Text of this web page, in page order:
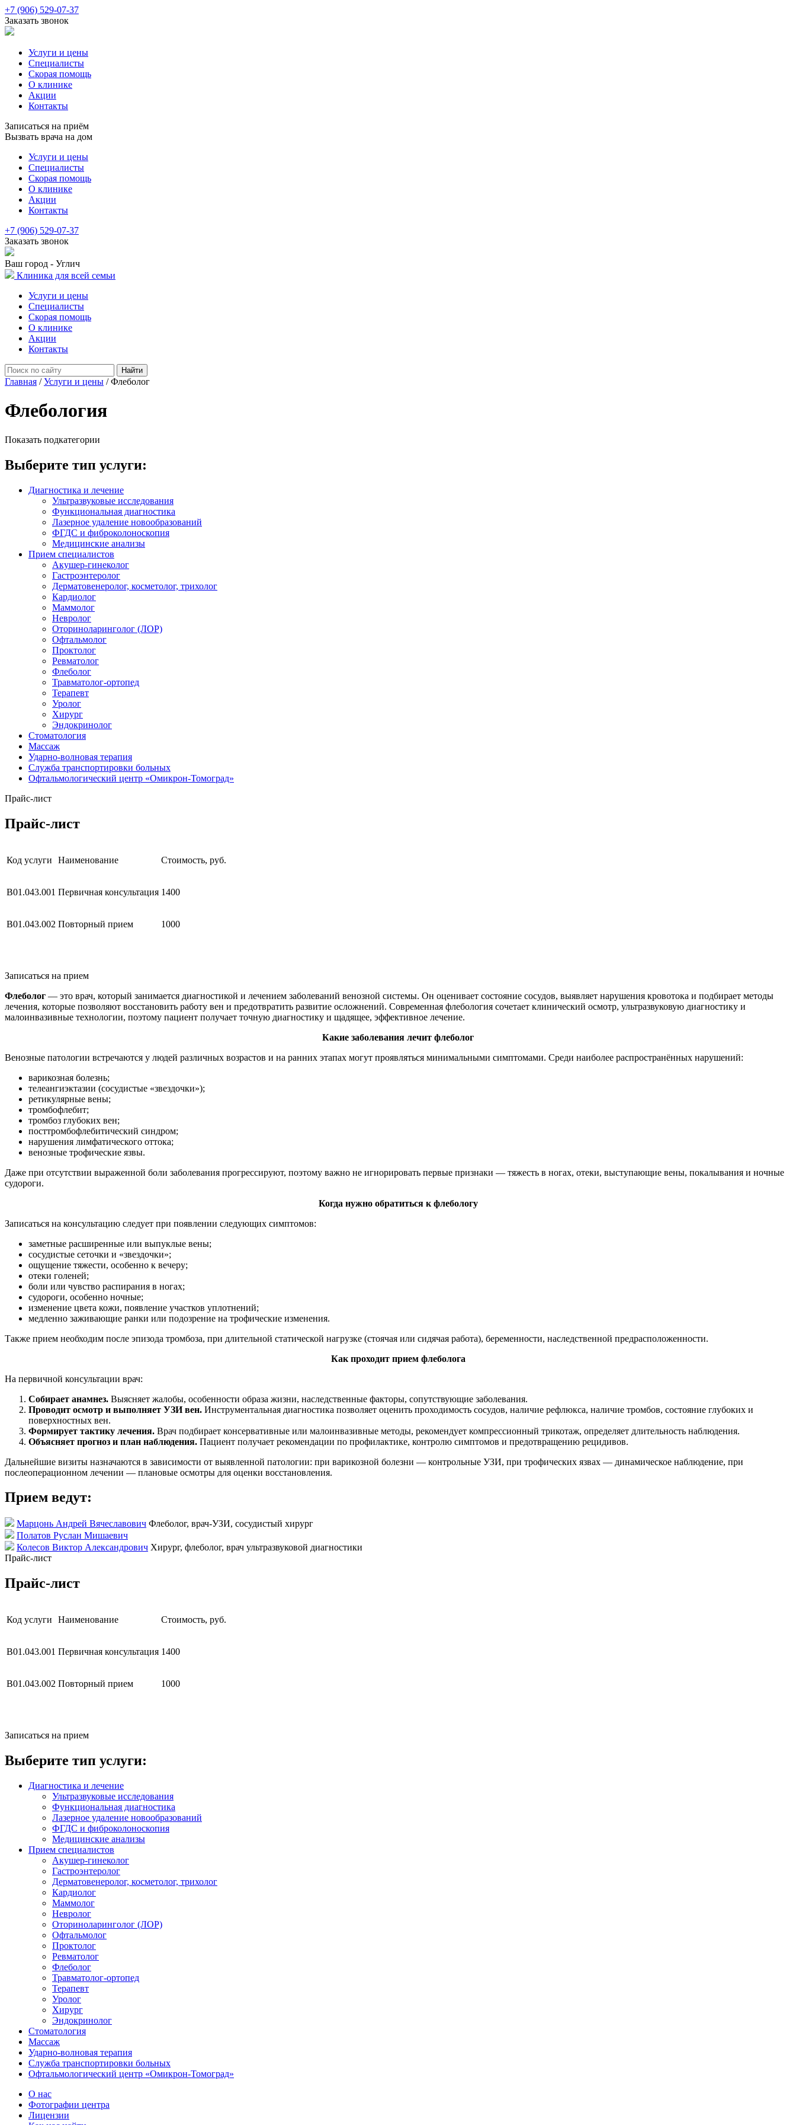
+7 (906) 529-07-37
Заказать звонок
Услуги и цены
Специалисты
Скорая помощь
О клинике
Акции
Контакты
Записаться на приём
Вызвать врача на дом
Услуги и цены
Специалисты
Скорая помощь
О клинике
Акции
Контакты
+7 (906) 529-07-37
Заказать звонок
Ваш город - Углич
Клиника для всей семьи
Услуги и цены
Специалисты
Скорая помощь
О клинике
Акции
Контакты
Найти
Главная /Услуги и цены /Флеболог
Флебология
Показать подкатегории
Выберите тип услуги:
Диагностика и лечение
Ультразвуковые исследования
Функциональная диагностика
Лазерное удаление новообразований
ФГДС и фиброколоноскопия
Медицинские анализы
Прием специалистов
Акушер-гинеколог
Гастроэнтеролог
Дерматовенеролог, косметолог, трихолог
Кардиолог
Маммолог
Невролог
Оториноларинголог (ЛОР)
Офтальмолог
Проктолог
Ревматолог
Флеболог
Травматолог-ортопед
Терапевт
Уролог
Хирург
Эндокринолог
Стоматология
Массаж
Ударно-волновая терапия
Служба транспортировки больных
Офтальмологический центр «Омикрон-Томоград»
Прайс-лист
Прайс-лист
Код услуги Наименование Стоимость, руб.
В01.043.001 Первичная консультация 1400
В01.043.002 Повторный прием 1000
Записаться на прием
Флеболог — это врач, который занимается диагностикой и лечением заболеваний венозной системы. Он оценивает состояние сосудов, выявляет нарушения кровотока и подбирает методы
лечения, которые позволяют восстановить работу вен и предотвратить развитие осложнений. Современная флебология сочетает клинический осмотр, ультразвуковую диагностику и
малоинвазивные технологии, поэтому пациент получает точную диагностику и щадящее, эффективное лечение.
Какие заболевания лечит флеболог
Венозные патологии встречаются у людей различных возрастов и на ранних этапах могут проявляться минимальными симптомами. Среди наиболее распространённых нарушений:
варикозная болезнь;
телеангиэктазии (сосудистые «звездочки»);
ретикулярные вены;
тромбофлебит;
тромбоз глубоких вен;
посттромбофлебитический синдром;
нарушения лимфатического оттока;
венозные трофические язвы.
Даже при отсутствии выраженной боли заболевания прогрессируют, поэтому важно не игнорировать первые признаки — тяжесть в ногах, отеки, выступающие вены, покалывания и ночные
судороги.
Когда нужно обратиться к флебологу
Записаться на консультацию следует при появлении следующих симптомов:
заметные расширенные или выпуклые вены;
сосудистые сеточки и «звездочки»;
ощущение тяжести, особенно к вечеру;
отеки голеней;
боли или чувство распирания в ногах;
судороги, особенно ночные;
изменение цвета кожи, появление участков уплотнений;
медленно заживающие ранки или подозрение на трофические изменения.
Также прием необходим после эпизода тромбоза, при длительной статической нагрузке (стоячая или сидячая работа), беременности, наследственной предрасположенности.
Как проходит прием флеболога
На первичной консультации врач:
Собирает анамнез. Выясняет жалобы, особенности образа жизни, наследственные факторы, сопутствующие заболевания.
Проводит осмотр и выполняет УЗИ вен. Инструментальная диагностика позволяет оценить проходимость сосудов, наличие рефлюкса, наличие тромбов, состояние глубоких и
поверхностных вен.
Формирует тактику лечения. Врач подбирает консервативные или малоинвазивные методы, рекомендует компрессионный трикотаж, определяет длительность наблюдения.
Объясняет прогноз и план наблюдения. Пациент получает рекомендации по профилактике, контролю симптомов и предотвращению рецидивов.
Дальнейшие визиты назначаются в зависимости от выявленной патологии: при варикозной болезни — контрольные УЗИ, при трофических язвах — динамическое наблюдение, при
послеоперационном лечении — плановые осмотры для оценки восстановления.
Прием ведут:
Марцонь Андрей Вячеславович Флеболог, врач-УЗИ, сосудистый хирург
Полатов Руслан Мишаевич
Колесов Виктор Александрович Хирург, флеболог, врач ультразвуковой диагностики
Прайс-лист
Прайс-лист
Код услуги Наименование Стоимость, руб.
В01.043.001 Первичная консультация 1400
В01.043.002 Повторный прием 1000
Записаться на прием
Выберите тип услуги:
Диагностика и лечение
Ультразвуковые исследования
Функциональная диагностика
Лазерное удаление новообразований
ФГДС и фиброколоноскопия
Медицинские анализы
Прием специалистов
Акушер-гинеколог
Гастроэнтеролог
Дерматовенеролог, косметолог, трихолог
Кардиолог
Маммолог
Невролог
Оториноларинголог (ЛОР)
Офтальмолог
Проктолог
Ревматолог
Флеболог
Травматолог-ортопед
Терапевт
Уролог
Хирург
Эндокринолог
Стоматология
Массаж
Ударно-волновая терапия
Служба транспортировки больных
Офтальмологический центр «Омикрон-Томоград»
О нас
Фотографии центра
Лицензии